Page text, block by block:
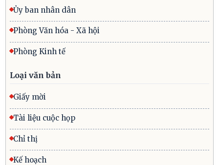
Ủy ban nhân dân
Phòng Văn hóa - Xã hội
Phòng Kinh tế
Loại văn bản
Giấy mời
Tài liệu cuộc họp
Chỉ thị
Kế hoạch